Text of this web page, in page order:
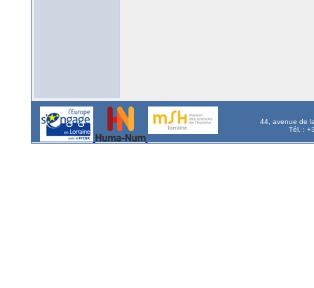
44, avenue de
Tél. :